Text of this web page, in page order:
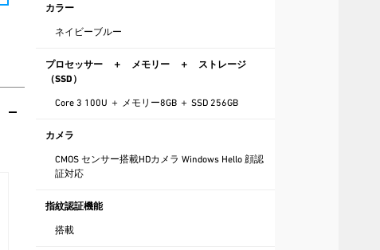
カラー
ネイビーブルー
プロセッサー ＋ メモリー ＋ ストレージ
（SSD）
Core 3 100U ＋ メモリー8GB ＋ SSD 256GB
カメラ
CMOS センサー搭載HDカメラ Windows Hello 顔認
証対応
指紋認証機能
搭載